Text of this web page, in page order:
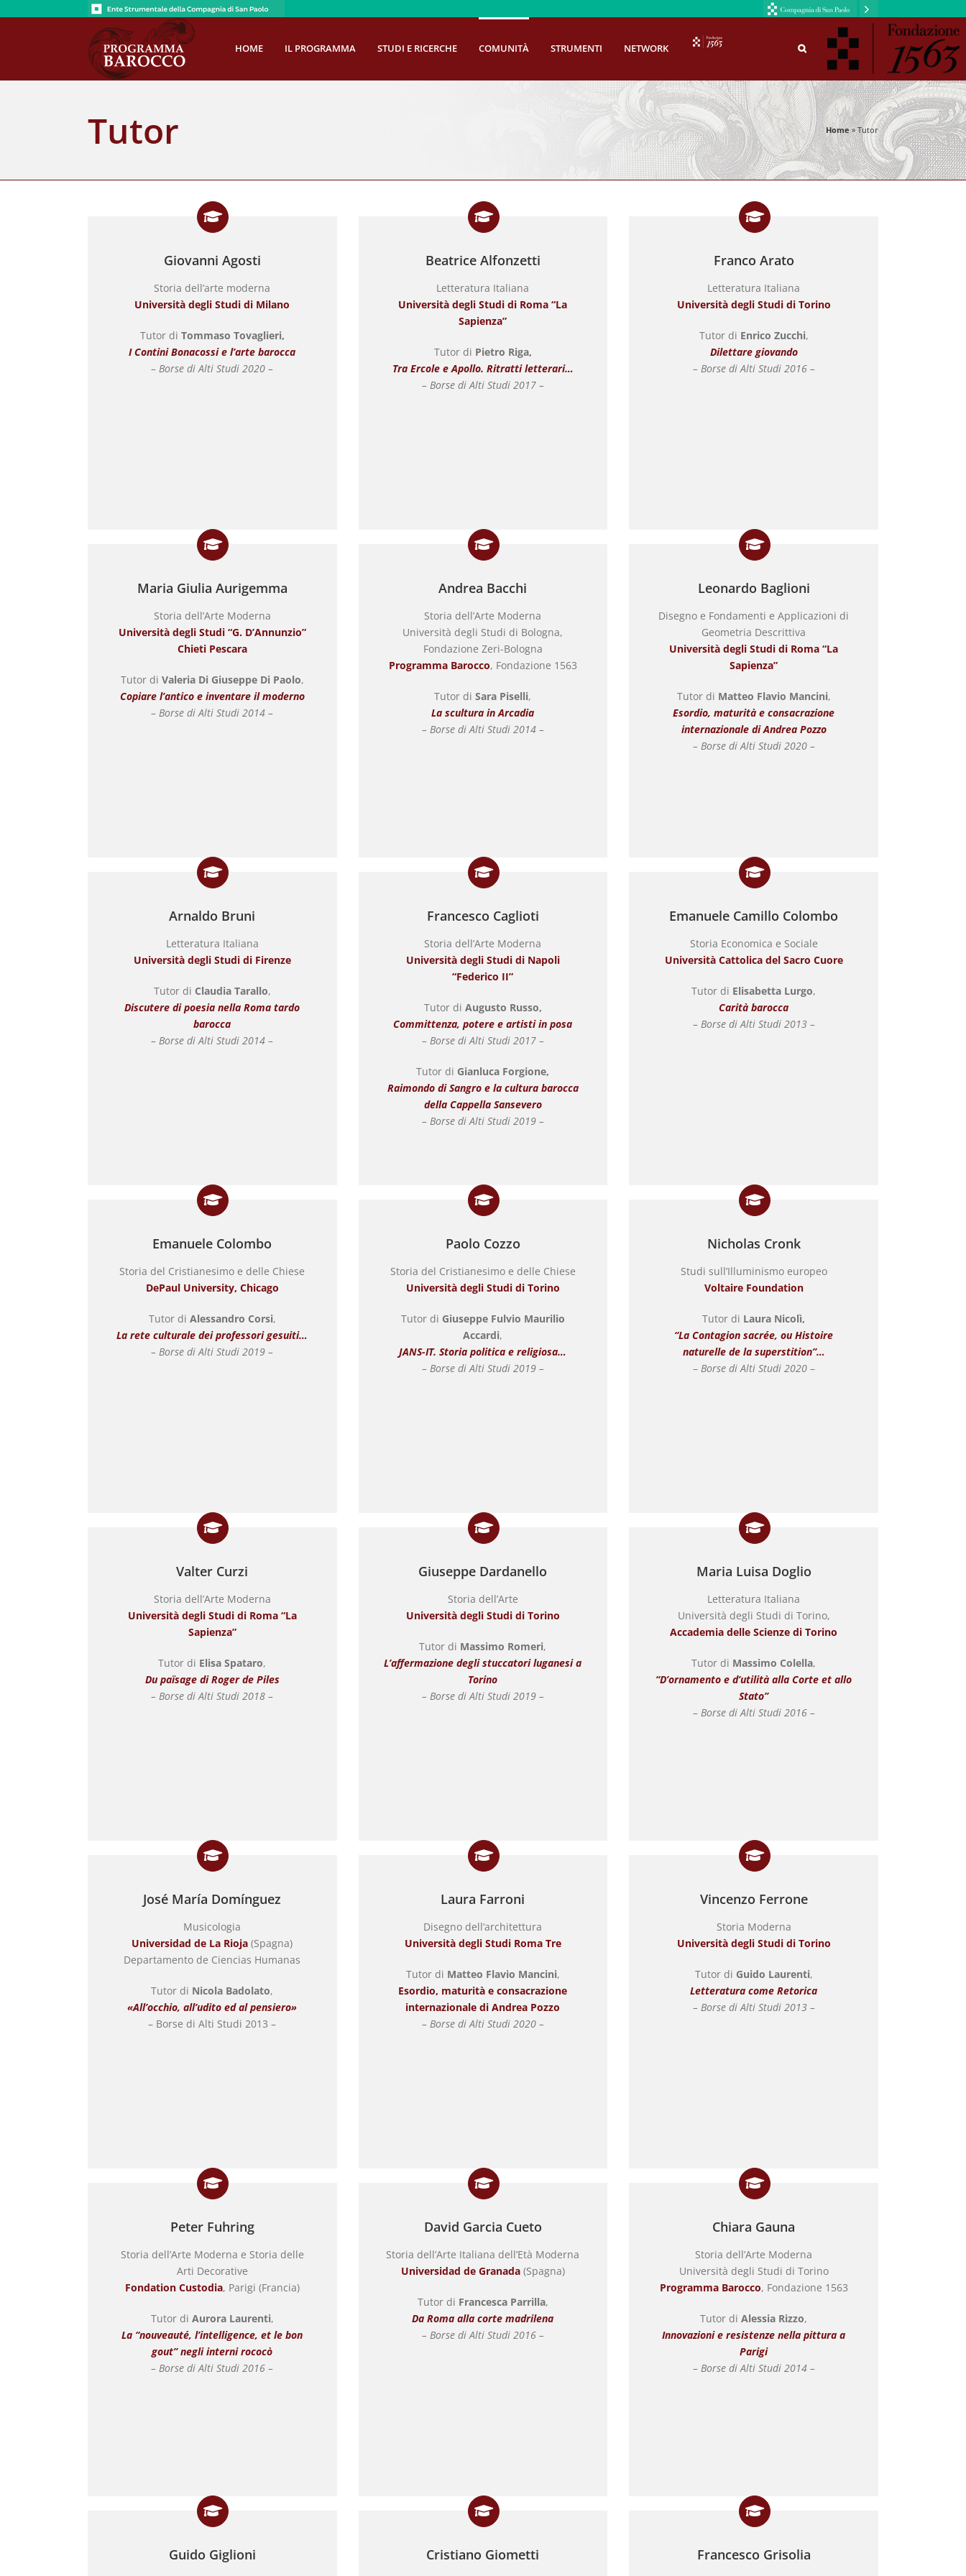
HOME IL PROGRAMMA STUDI E RICERCHE COMUNITÀ STRUMENTI NETWORK
F1563
Tutor Home»Tutor
Giovanni Agosti
Storia dell’arte moderna
Università degli Studi di Milano
Tutor di Tommaso Tovaglieri,
I Contini Bonacossi e l’arte barocca
– Borse di Alti Studi 2020 –
Beatrice Alfonzetti
Letteratura Italiana
Università degli Studi di Roma “La
Sapienza”
Tutor di Pietro Riga,
Tra Ercole e Apollo. Ritratti letterari…
– Borse di Alti Studi 2017 –
Franco Arato
Letteratura Italiana
Università degli Studi di Torino
Tutor di Enrico Zucchi,
Dilettare giovando
– Borse di Alti Studi 2016 –
Maria Giulia Aurigemma
Storia dell’Arte Moderna
Università degli Studi “G. D’Annunzio”
Chieti Pescara
Tutor di Valeria Di Giuseppe Di Paolo,
Copiare l’antico e inventare il moderno
– Borse di Alti Studi 2014 –
Andrea Bacchi
Storia dell’Arte Moderna
Università degli Studi di Bologna,
Fondazione Zeri-Bologna
Programma Barocco, Fondazione 1563
Tutor diSara Piselli,
La scultura in Arcadia
– Borse di Alti Studi 2014 –
Leonardo Baglioni
Disegno e Fondamenti e Applicazioni di
Geometria Descrittiva
Università degli Studi di Roma “La
Sapienza”
Tutor di Matteo Flavio Mancini,
Esordio, maturità e consacrazione
internazionale di Andrea Pozzo
– Borse di Alti Studi 2020 –
Arnaldo Bruni
Letteratura Italiana
Università degli Studi di Firenze
Tutor di Claudia Tarallo,
Discutere di poesia nella Roma tardo
barocca
– Borse di Alti Studi 2014 –
Francesco Caglioti
Storia dell’Arte Moderna
Università degli Studi di Napoli
“Federico II”
Tutor di Augusto Russo,
Committenza, potere e artisti in posa
– Borse di Alti Studi 2017 –
Tutor di Gianluca Forgione,
Raimondo di Sangro e la cultura barocca
della Cappella Sansevero
– Borse di Alti Studi 2019 –
Emanuele Camillo Colombo
Storia Economica e Sociale
Università Cattolica del Sacro Cuore
Tutor di Elisabetta Lurgo,
Carità barocca
– Borse di Alti Studi 2013 –
Emanuele Colombo
Storia del Cristianesimo e delle Chiese
DePaul University, Chicago
Tutor di Alessandro Corsi,
La rete culturale dei professori gesuiti…
– Borse di Alti Studi 2019 –
Paolo Cozzo
Storia del Cristianesimo e delle Chiese
Università degli Studi di Torino
Tutor di Giuseppe Fulvio Maurilio
Accardi,
JANS-IT. Storia politica e religiosa…
– Borse di Alti Studi 2019 –
Nicholas Cronk
Studi sull’Illuminismo europeo
Voltaire Foundation
Tutor di Laura Nicolì,
“La Contagion sacrée, ou Histoire
naturelle de la superstition”…
– Borse di Alti Studi 2020–
Valter Curzi
Storia dell’Arte Moderna
Università degli Studi di Roma “La
Sapienza”
Tutor di Elisa Spataro,
Du païsage di Roger de Piles
– Borse di Alti Studi 2018 –
Giuseppe Dardanello
Storia dell’Arte
Università degli Studi di Torino
Tutor di Massimo Romeri,
L’affermazione degli stuccatori luganesi a
Torino
– Borse di Alti Studi 2019 –
Maria Luisa Doglio
Letteratura Italiana
Università degli Studi di Torino,
Accademia delle Scienze di Torino
Tutor di Massimo Colella,
“D’ornamento e d’utilità alla Corte et allo
Stato”
– Borse di Alti Studi 2016 –
José María Domínguez
Musicologia
Universidad de La Rioja (Spagna)
Departamento de Ciencias Humanas
Tutor di Nicola Badolato,
«All’occhio, all’udito ed al pensiero»
– Borse di Alti Studi 2013 –
Laura Farroni
Disegno dell’architettura
Università degli Studi Roma Tre
Tutor di Matteo Flavio Mancini,
Esordio, maturità e consacrazione
internazionale di Andrea Pozzo
– Borse di Alti Studi 2020 –
Vincenzo Ferrone
Storia Moderna
Università degli Studi di Torino
Tutor di Guido Laurenti,
Letteratura come Retorica
– Borse di Alti Studi 2013 –
Peter Fuhring
Storia dell’Arte Moderna e Storia delle
Arti Decorative
Fondation Custodia, Parigi (Francia)
Tutor di Aurora Laurenti,
La “nouveauté, l’intelligence, et le bon
gout” negli interni rococò
– Borse di Alti Studi 2016 –
David Garcia Cueto
Storia dell’Arte Italiana dell’Età Moderna
Universidad de Granada(Spagna)
Tutor di Francesca Parrilla,
Da Roma alla corte madrilena
– Borse di Alti Studi 2016 –
Chiara Gauna
Storia dell’Arte Moderna
Università degli Studi di Torino
Programma Barocco, Fondazione 1563
Tutor diAlessia Rizzo,
Innovazioni e resistenze nella pittura a
Parigi
– Borse di Alti Studi 2014 –
Guido Giglioni Cristiano Giometti Francesco Grisolia